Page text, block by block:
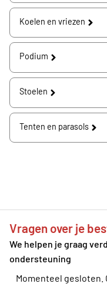
Koelen en vriezen
Podium
Stoelen
Tenten en parasols
Vragen over je
We helpen je graag
ondersteuning
Momenteel gesloten.